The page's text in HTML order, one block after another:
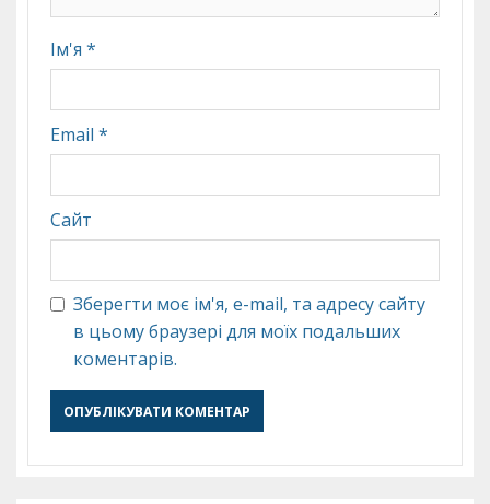
Ім'я *
Email *
Сайт
Зберегти моє ім'я, e-mail, та адресу сайту
в цьому браузері для моїх подальших
коментарів.